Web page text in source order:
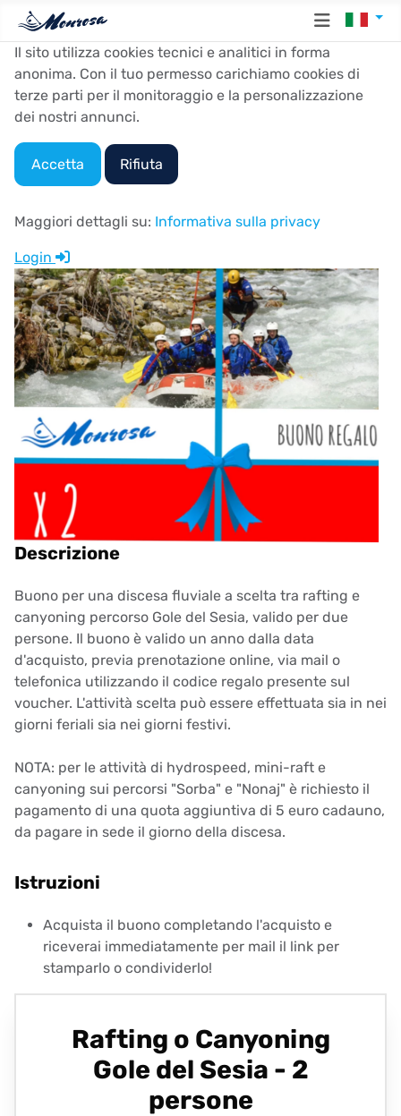
Il sito utilizza cookies tecnici e analitici in forma
anonima. Con il tuo permesso carichiamo cookies di
terze parti per il monitoraggio e la personalizzazione
dei nostri annunci.
Accetta Rifiuta
Maggiori dettagli su: Informativa sulla privacy
Login
Descrizione
Buono per una discesa fluviale a scelta tra rafting e
canyoning percorso Gole del Sesia, valido per due
persone. Il buono è valido un anno dalla data
d'acquisto, previa prenotazione online, via mail o
telefonica utilizzando il codice regalo presente sul
voucher. L'attività scelta può essere effettuata sia in nei
giorni feriali sia nei giorni festivi.
NOTA: per le attività di hydrospeed, mini-raft e
canyoning sui percorsi "Sorba" e "Nonaj" è richiesto il
pagamento di una quota aggiuntiva di 5 euro cadauno,
da pagare in sede il giorno della discesa.
Istruzioni
Acquista il buono completando l'acquisto e
riceverai immediatamente per mail il link per
stamparlo o condividerlo!
Rafting o Canyoning
Gole del Sesia - 2
persone